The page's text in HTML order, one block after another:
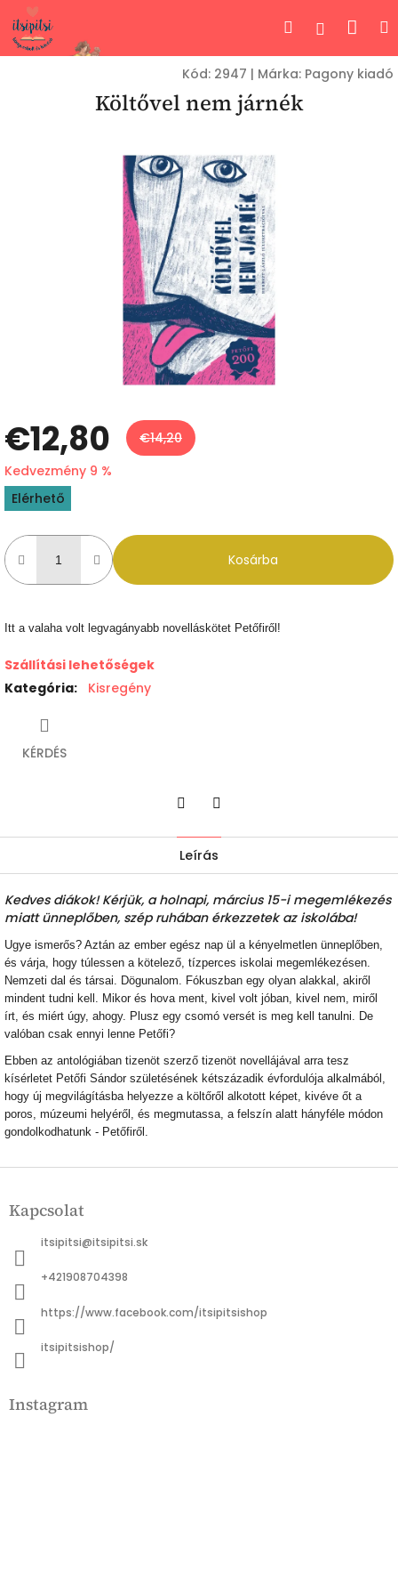
Ugrás
fő
tartalomhoz
Keresés
Kód: 2947 | Márka: Pagony kiadó
Költővel nem járnék
€12,80
€14,20
Kedvezmény 9 %
Egységár:
Elérhető
Kosárba
Itt a valaha volt legvagányabb novelláskötet Petőfiről!
Szállítási lehetőségek
Kategória: Kisregény
KÉRDÉS
Leírás
Kedves diákok! Kérjük, a holnapi, március 15-i megemlékezés
miatt ünneplőben, szép ruhában érkezzetek az iskolába!
Ugye ismerős? Aztán az ember egész nap ül a kényelmetlen ünneplőben,
és várja, hogy túlessen a kötelező, tízperces iskolai megemlékezésen.
Nemzeti dal és társai. Dögunalom. Fókuszban egy olyan alakkal, akiről
mindent tudni kell. Mikor és hova ment, kivel volt jóban, kivel nem, miről
írt, és miért úgy, ahogy. Plusz egy csomó versét is meg kell tanulni. De
valóban csak ennyi lenne Petőfi?
Ebben az antológiában tizenöt szerző tizenöt novellájával arra tesz
kísérletet Petőfi Sándor születésének kétszázadik évfordulója alkalmából,
hogy új megvilágításba helyezze a költőről alkotott képet, kivéve őt a
poros, múzeumi helyéről, és megmutassa, a felszín alatt hányféle módon
gondolkodhatunk - Petőfiről.
L
bKapcsolat
itsipitsi@itsipitsi.sk
+421908704398
https://www.facebook.com/itsipitsishop
itsipitsishop/
Instagram